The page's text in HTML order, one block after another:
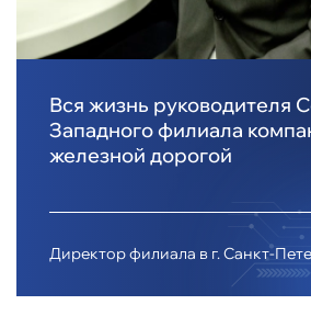
Вся жизнь руководителя
Западного филиала
железной дорогой
Директор филиала в г. Санкт-